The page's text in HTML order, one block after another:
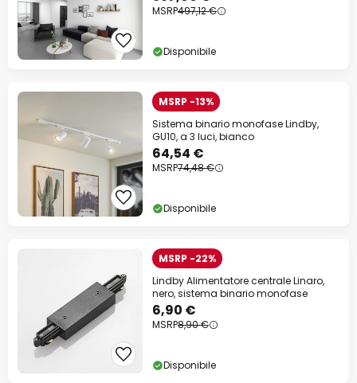
MSRP497,12 €
Disponibile
MSRP -13%
Sistema binario monofase Lindby,
GU10, a 3 luci, bianco
64,54 €
MSRP74,48 €
Disponibile
MSRP -22%
Lindby Alimentatore centrale Linaro,
nero, sistema binario monofase
6,90 €
MSRP8,90 €
Disponibile